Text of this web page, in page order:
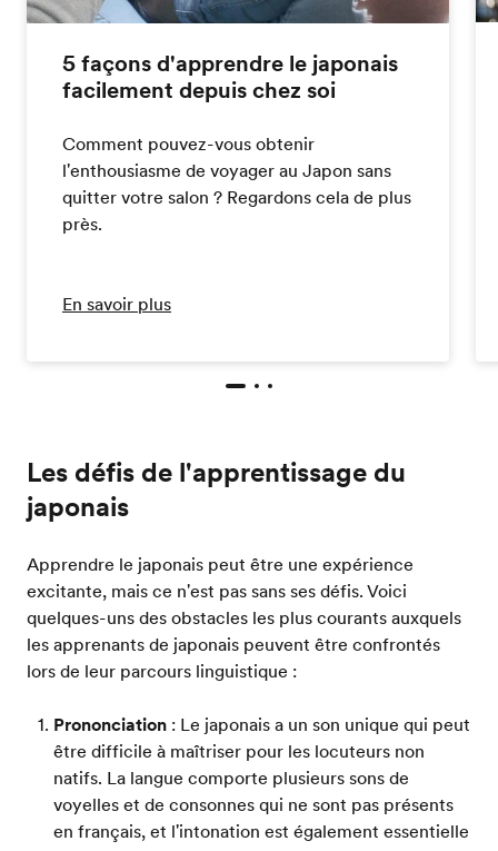
5 façons d'apprendre le japonais
facilement depuis chez soi
Comment pouvez-vous obtenir
l'enthousiasme de voyager au Japon sans
quitter votre salon ? Regardons cela de plus
près.
En savoir plus
Les défis de l'apprentissage du
japonais
Apprendre le japonais peut être une expérience
excitante, mais ce n'est pas sans ses défis. Voici
quelques-uns des obstacles les plus courants auxquels
les apprenants de japonais peuvent être confrontés
lors de leur parcours linguistique :
Prononciation : Le japonais a un son unique qui peut
être difficile à maîtriser pour les locuteurs non
natifs. La langue comporte plusieurs sons de
voyelles et de consonnes qui ne sont pas présents
en français, et l'intonation est également essentielle